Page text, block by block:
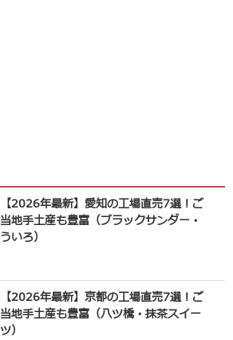
【2026年最新】愛知の工場直売7選！ご
当地手土産も豊富（ブラックサンダー・
ういろ）
【2026年最新】京都の工場直売7選！ご
当地手土産も豊富（八ツ橋・抹茶スイー
ツ）